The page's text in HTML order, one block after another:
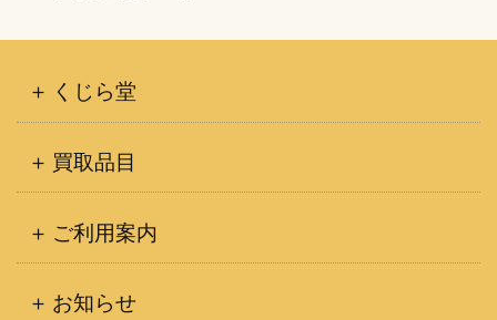
くじら堂
買取品目
ご利用案内
お知らせ